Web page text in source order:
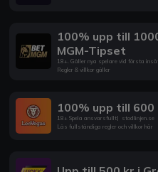
100% upp till
MGM-Tipset
18+. Gäller nya spelare vid första
Regler & villkor gäller
100% upp till 600
18+ Spela ansvarsfullt| stodlinjen.se
Läs fullständiga regler och villkor här